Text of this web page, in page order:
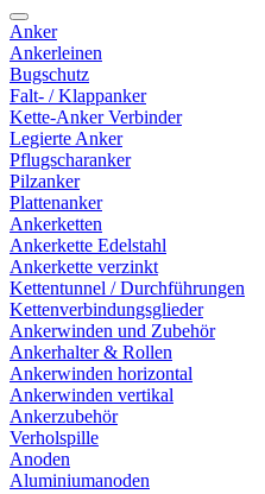
Anker
Ankerleinen
Bugschutz
Falt- / Klappanker
Kette-Anker Verbinder
Legierte Anker
Pflugscharanker
Pilzanker
Plattenanker
Ankerketten
Ankerkette Edelstahl
Ankerkette verzinkt
Kettentunnel / Durchführungen
Kettenverbindungsglieder
Ankerwinden und Zubehör
Ankerhalter & Rollen
Ankerwinden horizontal
Ankerwinden vertikal
Ankerzubehör
Verholspille
Anoden
Aluminiumanoden